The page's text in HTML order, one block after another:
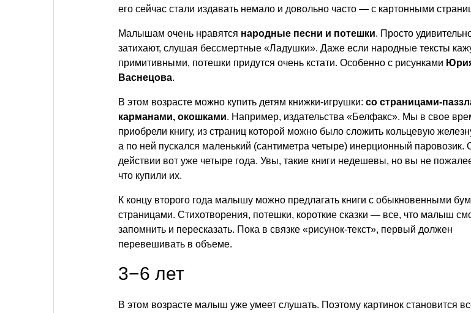
его сейчас стали издавать немало и довольно часто — с картонными
Малышам очень нравятся народные песни и потешки. Просто
затихают, слушая бессмертные «Ладушки». Даже если народные тексты
примитивными, потешки придутся очень кстати. Особенно с рисунками
Васнецова.
В этом возрасте можно купить детям книжки-игрушки: со страницами-
карманами, окошками. Например, издательства «Белфакс». Мы в свое
приобрели книгу, из страниц которой можно было сложить кольцевую
а по ней пускался маленький (сантиметра четыре) инерционный паровозик.
действии вот уже четыре года. Увы, такие книги недешевы, но вы не
что купили их.
К концу второго года малышу можно предлагать книги с обыкновенными
страницами. Стихотворения, потешки, короткие сказки — все, что малыш
запомнить и пересказать. Пока в связке «рисунок-текст», первый должен
перевешивать в объеме.
3−6 лет
В этом возрасте малыш уже умеет слушать. Поэтому картинок становится